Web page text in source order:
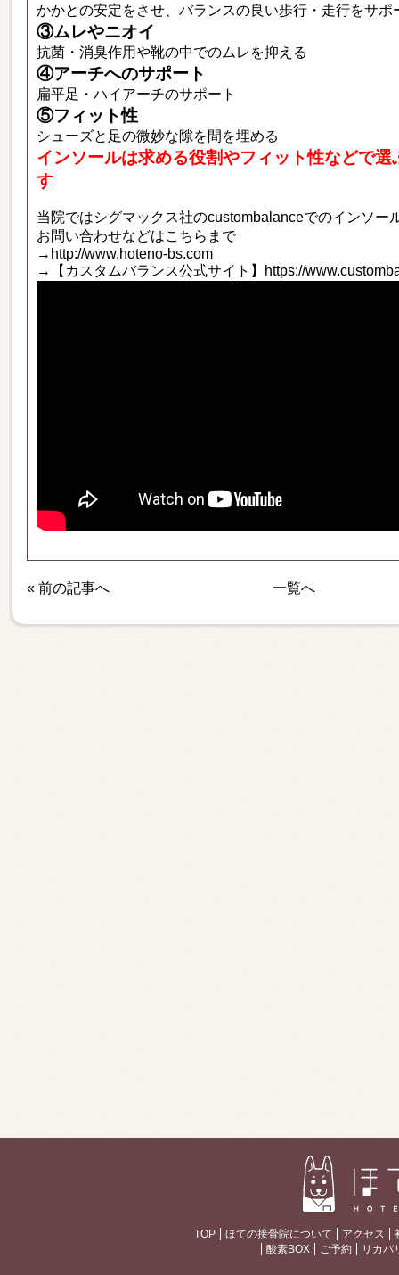
かかとの安定をさせ、バランスの良い歩行・走行をサポ
③ムレやニオイ
抗菌・消臭作用や靴の中でのムレを抑える
④アーチへのサポート
扁平足・ハイアーチのサポート
⑤フィット性
シューズと足の微妙な隙を間を埋める
インソールは求める役割やフィット性などで
す
当院ではシグマックス社のcustombalanceでのインソー
お問い合わせなどはこちらまで
→http://www.hoteno-bs.com
→【カスタムバランス公式サイト】https://
« 前の記事へ 一覧へ
TOP ほての接骨院について アクセス
酸素BOX
ご予約 リカバ